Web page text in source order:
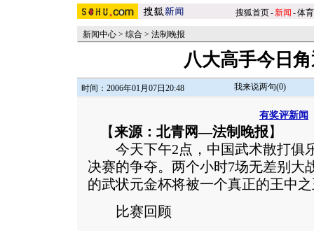
搜狐首页-新闻 -体育
新闻中心 > 综合 > 法制晚报
八大高手今日
时间：2006年01月07日20:48 我来说两句(0)
有奖评新闻
【来源：北青网—法制晚报 】
今天下午2点，中国武术散打俱
决赛的争夺。两个小时7场无差别大
的武状元金杯将被一个真正的王中
比赛回顾